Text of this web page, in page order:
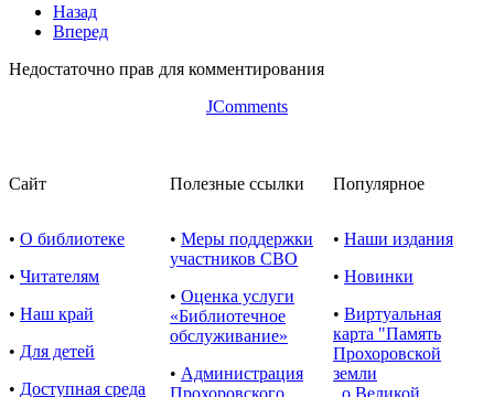
Назад
Вперед
Недостаточно прав для комментирования
JComments
Сайт Полезные ссылки Популярное
• О библиотеке
• Читателям
• Наш край
• Для детей
• Доступная среда
• Меры поддержки
участников СВО
• Оценка услуги
«Библиотечное
обслуживание»
• Администрация
Прохоровского
• Наши издания
• Новинки
• Виртуальная
карта "Память
Прохоровской
земли
о Великой